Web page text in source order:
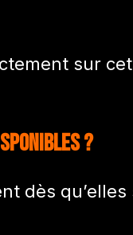
sur
?
dès qu’elles